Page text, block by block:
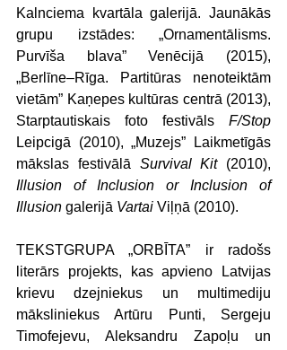
Kalnciema kvartāla galerijā. Jaunākās
grupu izstādes: „Ornamentālisms.
Purvīša blava” Venēcijā (2015),
„Berlīne–Rīga. Partitūras nenoteiktām
vietām” Kaņepes kultūras centrā (2013),
Starptautiskais foto festivāls F/Stop
Leipcigā (2010), „Muzejs” Laikmetīgās
mākslas festivālā Survival Kit
Illusion of Inclusion or Inclusion of
Illusion galerijā Vartai Viļņā (2010).
TEKSTGRUPA „ORBĪTA” ir radošs
literārs projekts, kas apvieno Latvijas
krievu dzejniekus un multimediju
māksliniekus Artūru Punti, Sergeju
Timofejevu, Aleksandru Zapoļu un